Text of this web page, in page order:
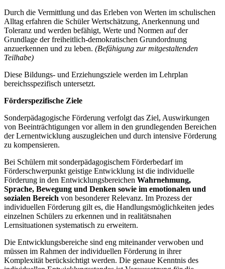
Durch die Vermittlung und das Erleben von Werten im schulischen
Alltag erfahren die Schüler Wertschätzung, Anerkennung und
Toleranz und werden befähigt, Werte und Normen auf der
Grundlage der freiheitlich-demokratischen Grundordnung
anzuerkennen und zu leben. (Befähigung zur mitgestaltenden
Teilhabe)
Diese Bildungs- und Erziehungsziele werden im Lehrplan
bereichsspezifisch untersetzt.
Förderspezifische Ziele
Sonderpädagogische Förderung verfolgt das Ziel, Auswirkungen
von Beeinträchtigungen vor allem in den grundlegenden Bereichen
der Lernentwicklung auszugleichen und durch intensive Förderung
zu kompensieren.
Bei Schülern mit sonderpädagogischem Förderbedarf im
Förderschwerpunkt geistige Entwicklung ist die individuelle
Förderung in den Entwicklungsbereichen Wahrnehmung,
Sprache, Bewegung und Denken sowie im emotionalen und
sozialen Bereich von besonderer Relevanz. Im Prozess der
individuellen Förderung gilt es, die Handlungsmöglichkeiten jedes
einzelnen Schülers zu erkennen und in realitätsnahen
Lernsituationen systematisch zu erweitern.
Die Entwicklungsbereiche sind eng miteinander verwoben und
müssen im Rahmen der individuellen Förderung in ihrer
Komplexität berücksichtigt werden. Die genaue Kenntnis des